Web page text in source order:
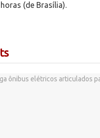
(de Brasília).